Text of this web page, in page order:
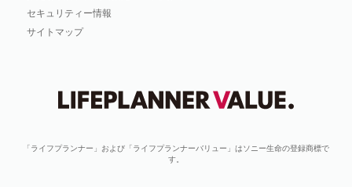
セキュリティー情報
サイトマップ
「ライフプランナー」および「ライフプランナーバリュー」はソニー生命の登録商標で
す。